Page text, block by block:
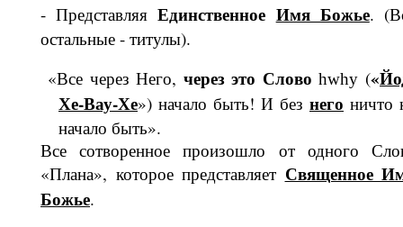
- ПредставляяЕдинственное Имя Божье.
остальные - титулы).
«Все через Него, через это Словоhwhy («
Хе-Вау-Хе») начало быть! И без него ничто
начало быть».
Все сотворенное произошло от одного
«Плана», которое представляет Священное
Божье.